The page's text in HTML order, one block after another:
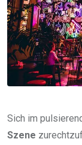
Sich im
Szene